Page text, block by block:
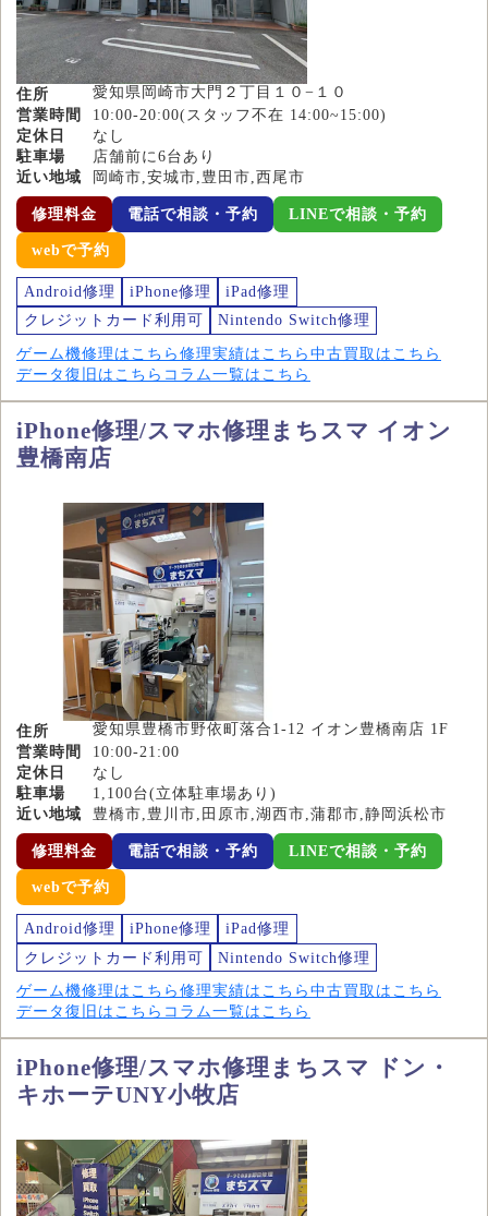
住所
愛知県岡崎市大門２丁目１０−１０
営業時間
10:00-20:00(スタッフ不在 14:00~15:00)
定休日
なし
駐車場
店舗前に6台あり
近い地域
岡崎市,安城市,豊田市,西尾市
修理料金 電話で相談・予約 LINEで相談・予約
webで予約
Android修理 iPhone修理
iPad修理
クレジットカード利用可
Nintendo Switch修理
ゲーム機修理はこちら 修理実績はこちら 中古買取はこちら
データ復旧はこちら コラム一覧はこちら
iPhone修理/スマホ修理まちスマ イオン
豊橋南店
住所
愛知県豊橋市野依町落合1-12 イオン豊橋南店 1F
営業時間
10:00-21:00
定休日
なし
駐車場
1,100台(立体駐車場あり)
近い地域
豊橋市,豊川市,田原市,湖西市,蒲郡市,静岡浜松市
修理料金 電話で相談・予約 LINEで相談・予約
webで予約
Android修理 iPhone修理
iPad修理
クレジットカード利用可
Nintendo Switch修理
ゲーム機修理はこちら 修理実績はこちら 中古買取はこちら
データ復旧はこちら コラム一覧はこちら
iPhone修理/スマホ修理まちスマ ドン・
キホーテUNY小牧店